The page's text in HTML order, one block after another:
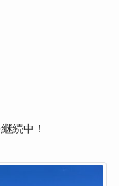
続中！